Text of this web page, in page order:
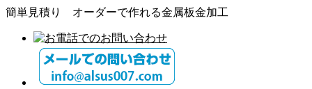
簡単見積り オーダーで作れる金属板金加工